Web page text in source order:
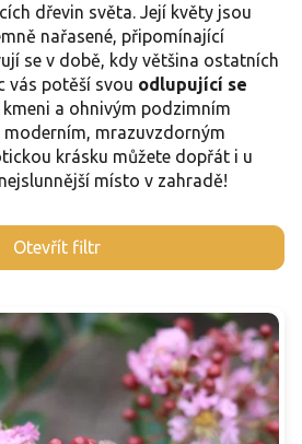
dřevin světa. Její květy jsou
nařasené, připomínající
se v době, kdy většina ostatních
vás potěší svou odlupující se
kmeni a ohnivým podzimním
moderním, mrazuvzdorným
krásku můžete dopřát i u
místo v zahradě!
Otevřít filtr